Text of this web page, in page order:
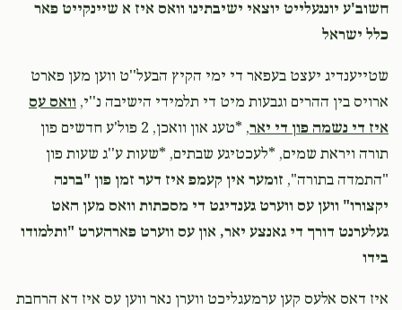
חשוב'ע יונגעלייט יוצאי ישיבתינו וואס איז א שיינקייט פאר
כלל ישראל
‎‎שטייענדיג יעצט בעפאר די ימי הקיץ הבעל''ט ווען מען פארט
ארויס בין ההרים וגבעות מיט די תלמידי הישיבה נ''י, וואס עס
איז די נשמה פון די יאר
, *טעג און וואכן, 2 פול'ע חדשים פון
תורה ויראת שמים, *לעכטיגע שבתים, *שעות ע''ג שעות פון
"התמדה בתורה", זומער אין קעמפ איז דער זמן פון "ברנה
יקצורו" ווען עס ווערט גענדיגט די מסכתות וואס מען האט
געלערנט דורך די גאנצע יאר, און עס ווערט פארהערט "ותלמודו
בידו
איז דאס אלעס קען ערמעגליכט ווערן נאר ווען עס איז דא הרחבת